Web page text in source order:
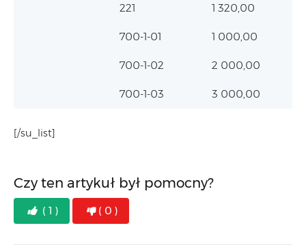
221 1 320,00
700-1-01 1 000,00
700-1-02 2 000,00
700-1-03 3 000,00
[/su_list]
Czy ten artykuł był pomocny?
( 1 ) ( 0 )